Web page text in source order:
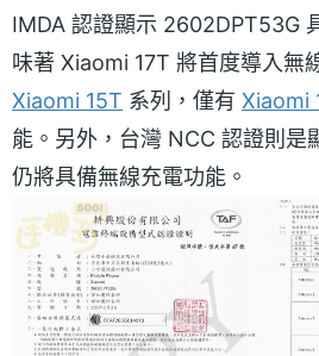
IMDA 認證顯示 2602DPT53G
味著 Xiaomi 17T 將首度導入無
Xiaomi 15T 系列，僅有 Xiaomi
能。另外，台灣 NCC 認證則是
仍將具備無線充電功能。